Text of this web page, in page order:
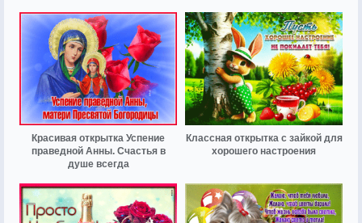
Красивая открытка Успение
праведной Анны. Счастья в
душе всегда
Классная открытка с зайкой для
хорошего настроения